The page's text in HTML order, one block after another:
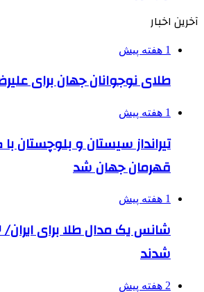
آخرین اخبار
1 هفته پیش
طلای نوجوانان جهان برای
1 هفته پیش
تیرانداز سیستان و بلوچستان
قهرمان جهان شد
1 هفته پیش
شدند
2 هفته پیش